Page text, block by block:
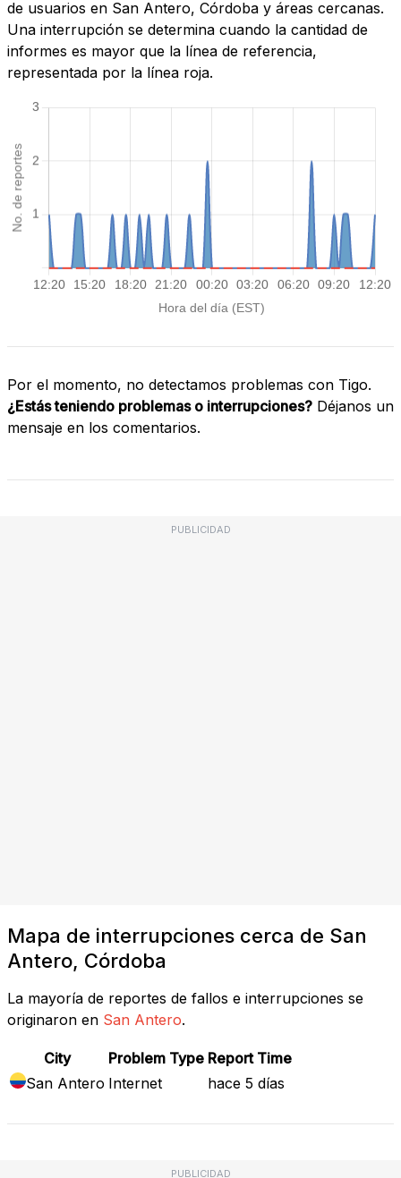
de usuarios en San Antero, Córdoba y áreas cercanas.
Una interrupción se determina cuando la cantidad de
informes es mayor que la línea de referencia,
representada por la línea roja.
Por el momento, no detectamos problemas con Tigo.
¿Estás teniendo problemas o interrupciones? Déjanos un
mensaje en los comentarios.
PUBLICIDAD
Mapa de interrupciones cerca de San
Antero, Córdoba
La mayoría de reportes de fallos e interrupciones se
originaron en San Antero.
City Problem Type Report Time
San Antero Internet hace 5 días
PUBLICIDAD